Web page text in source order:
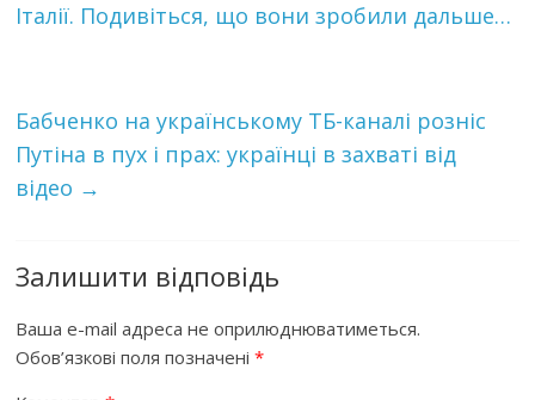
Італії. Подивіться, що вони зробили дальше…
Бабченко на українському ТБ-каналі розніс
Путіна в пух і прах: українці в захваті від
відео →
Залишити відповідь
Ваша e-mail адреса не оприлюднюватиметься.
Обов’язкові поля позначені*